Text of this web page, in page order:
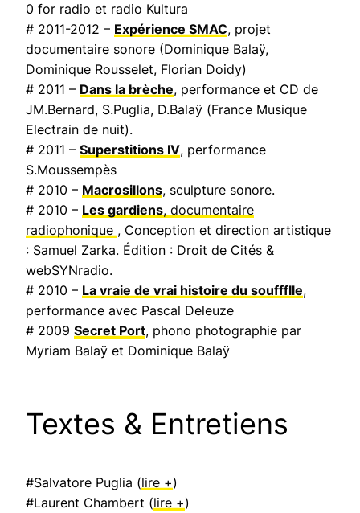
0 for radio et radio Kultura
# 2011-2012 – Expérience SMAC, projet
documentaire sonore (Dominique Balaÿ,
Dominique Rousselet, Florian Doidy)
# 2011 – Dans la brèche, performance et CD de
JM.Bernard, S.Puglia, D.Balaÿ (France Musique
Electrain de nuit).
# 2011 – Superstitions IV, performance
S.Moussempès
# 2010 – Macrosillons, sculpture sonore.
# 2010 – Les gardiens, documentaire
radiophonique , Conception et direction artistique
: Samuel Zarka. Édition : Droit de Cités &
webSYNradio.
# 2010 – La vraie de vrai histoire du souffflle,
performance avec Pascal Deleuze
# 2009 Secret Port, phono photographie par
Myriam Balaÿ et Dominique Balaÿ
Textes & Entretiens
#Salvatore Puglia (lire +)
#Laurent Chambert (lire +)